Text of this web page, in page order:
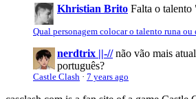
Khristian Brito Falta o
Qual personagem colocar o talento runa ou
nerdtrix ||-// não vão mais
português?
Castle Clash · 7 years ago